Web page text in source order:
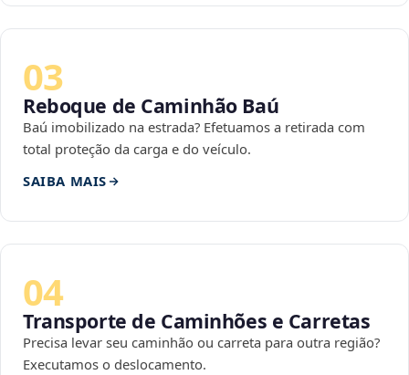
03
Reboque de Caminhão Baú
Baú imobilizado na estrada? Efetuamos a retirada com
total proteção da carga e do veículo.
SAIBA MAIS
04
Transporte de Caminhões e Carretas
Precisa levar seu caminhão ou carreta para outra região?
Executamos o deslocamento.